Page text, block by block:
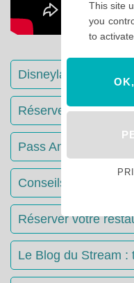
Disneyland Paris :
Réserver votre
Pass Annuels
Conseils & Astuces
Réserver votre
Le Blog du Stream :
This site
you
to activate